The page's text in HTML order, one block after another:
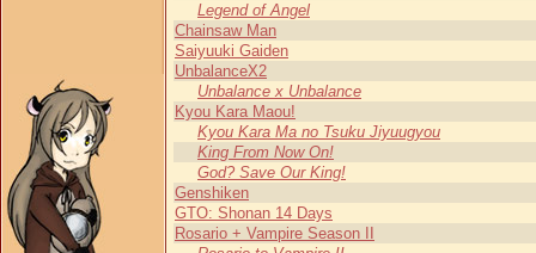
Legend of Angel
Chainsaw Man
Saiyuuki Gaiden
UnbalanceX2
Unbalance x Unbalance
Kyou Kara Maou!
Kyou Kara Ma no Tsuku Jiyuugyou
King From Now On!
God? Save Our King!
Genshiken
GTO: Shonan 14 Days
Rosario + Vampire Season II